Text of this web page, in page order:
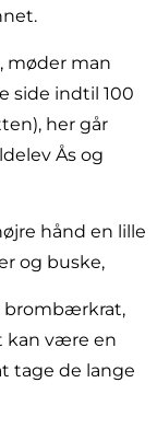
møder man
side indtil 100
her går
Ås og
hånd en lille
og buske,
brombærkrat,
kan være en
tage de lange